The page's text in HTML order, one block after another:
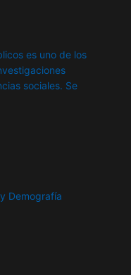
es uno de los
sociales. Se
Demografía